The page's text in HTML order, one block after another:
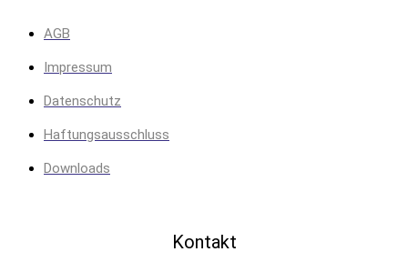
AGB
Impressum
Datenschutz
Haftungsausschluss
Downloads
Kontakt